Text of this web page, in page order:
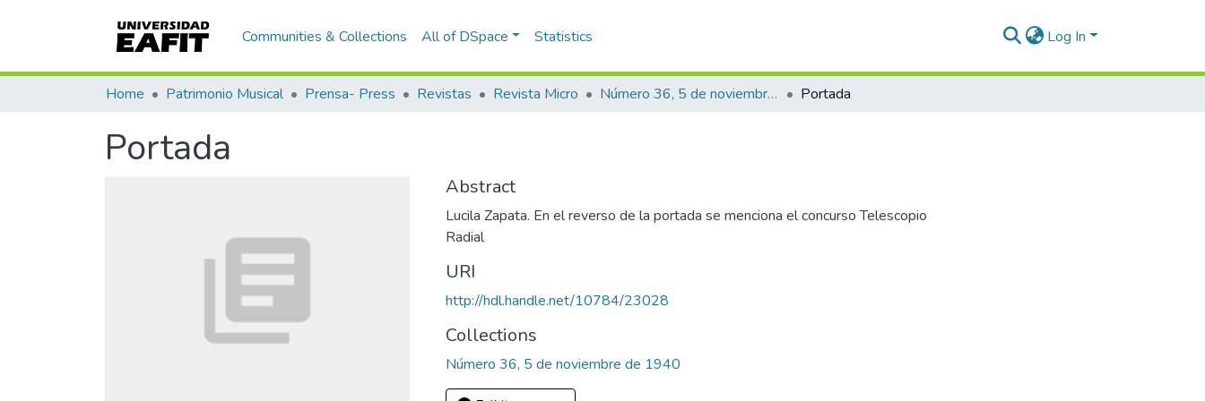
Communities & Collections All of DSpace Statistics Log In
Home Patrimonio Musical Prensa- Press Revistas Revista Micro Número 36, 5 de noviembre de 1940 Portada
Portada
Abstract
Lucila Zapata. En el reverso de la portada se menciona el concurso Telescopio
Radial
URI
http://hdl.handle.net/10784/23028
Collections
Número 36, 5 de noviembre de 1940